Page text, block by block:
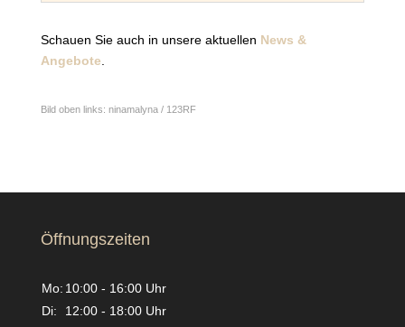
Schauen Sie auch in unsere aktuellen News &
Angebote
Bild oben links: ninamalyna / 123RF
Öffnungszeiten
Mo: 10:00 - 16:00 Uhr
Di:
12:00 - 18:00 Uhr